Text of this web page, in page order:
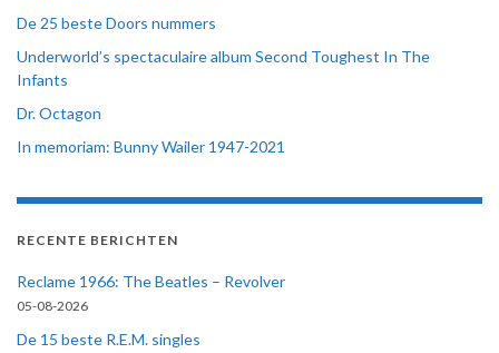
De 25 beste Doors nummers
Underworld’s spectaculaire album Second Toughest In The
Infants
Dr. Octagon
In memoriam: Bunny Wailer 1947-2021
RECENTE BERICHTEN
Reclame 1966: The Beatles – Revolver
05-08-2026
De 15 beste R.E.M. singles